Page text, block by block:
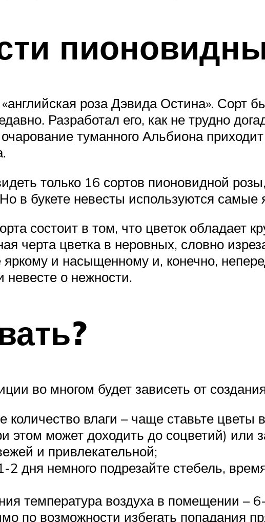
роза Дэвида Остина». Сорт
Разработал его, как не трудно
туманного Альбиона приходит
только 16 сортов пионовидной
в букете невесты используются
состоит в том, что цветок обладает
черта цветка в неровных, словно
яркому и насыщенному и, конечно,
невесте о нежности.
во многом будет зависеть от
количество влаги – чаще ставьте
этом может доходить до соцветий) или
и привлекательной;
дня немного подрезайте стебель,
температура воздуха в помещении –
по возможности избегать попадания